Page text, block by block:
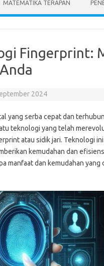
MATEMATIKA TERAPAN
Fingerprint:
2024
yang serba cepat dan
teknologi yang telah
atau sidik jari. Teknologi
kemudahan dan
manfaat dan kemudahan yang